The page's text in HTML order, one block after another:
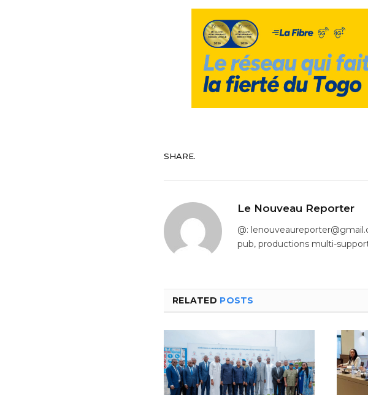
SHARE.
Le Nouveau Reporter
@:
pub, productions multi-
RELATED POSTS